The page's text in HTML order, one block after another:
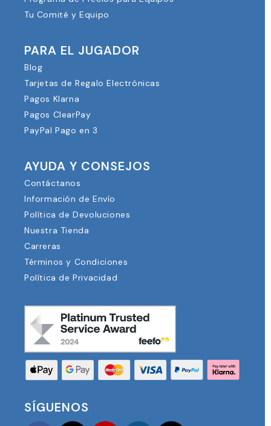
Tu Comité y Equipo
PARA EL JUGADOR
Blog
Tarjetas de Regalo Electrónicas
Pagos Klarna
Pagos ClearPay
PayPal Pago en 3
AYUDA Y CONSEJOS
Contáctanos
Información de Envío
Política de Devoluciones
Nuestra Tienda
Carreras
Términos y Condiciones
Política de Privacidad
SÍGUENOS